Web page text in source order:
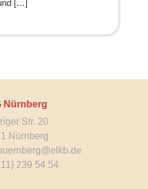
[…]
Nürnberg
Str. 20
Nürnberg
239 54 54